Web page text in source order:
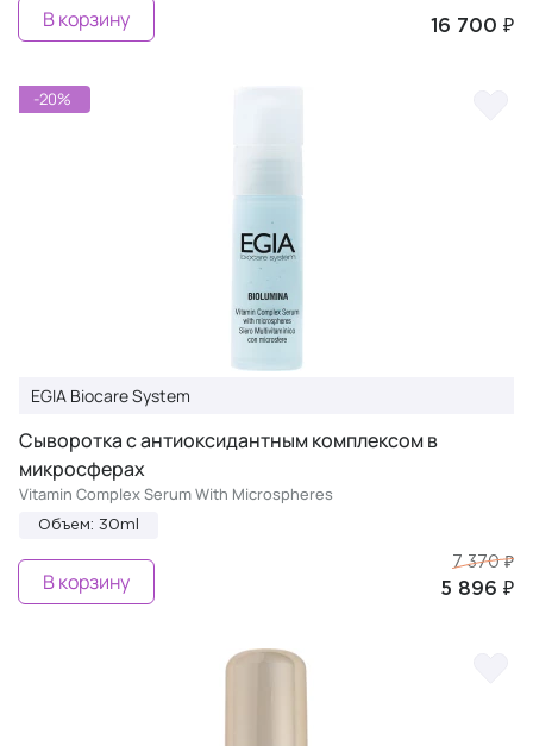
16 700 ₽
В корзину
-20%
EGIA Biocare System
Сыворотка с антиоксидантным комплексом в
микросферах
Vitamin Complex Serum With Microspheres
Объем: 30ml
7 370 ₽
5 896 ₽
В корзину